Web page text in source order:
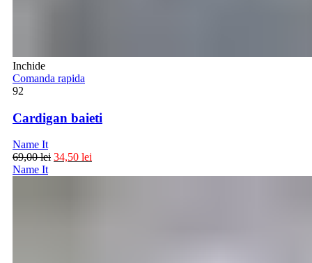
Inchide
Comanda rapida
92
Cardigan baieti
Name It
69,00lei 34,50 lei
Name It